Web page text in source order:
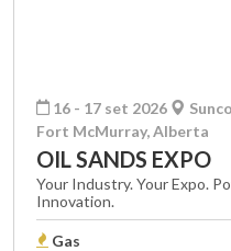
16 - 17 set 2026
Fort McMurray, Alberta
OIL SANDS EXPO
Your Industry. Your Expo.
Innovation.
Gas